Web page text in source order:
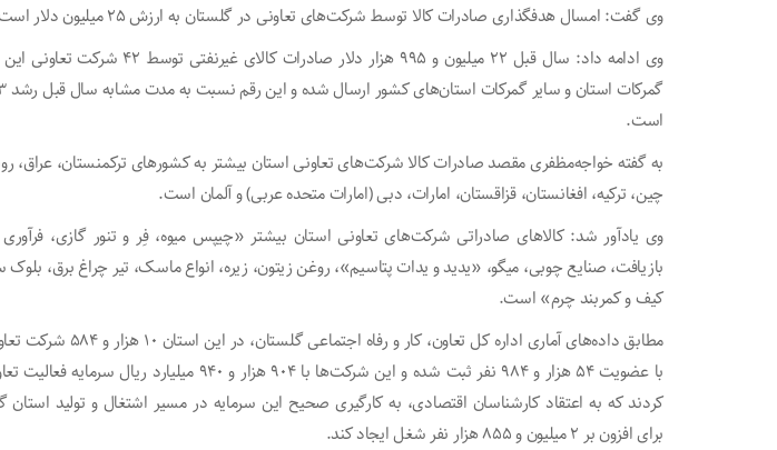
وی گفت: امسال هدفگذاری صادرات کالا توسط شرکت‌های تعاونی در گلستان به ارزش ۲۵ میلیون دلار است.
وی ادامه داد: سال قبل ۲۲ میلیون و ۹۹۵ هزار دلار صادرات
است.
به گفته خواجه‌مظفری مقصد صادرات کالا شرکت‌های تعاونی استان بیشتر به کشورهای ترکمنستان، عراق،
چین، ترکیه، افغانستان، قزاقستان، امارات، دبی (امارات متحده عربی) و آلمان است.
وی یادآور شد: کالاهای صادراتی شرکت‌های تعاونی استان بیشتر «چیپس میوه، فِر و تنور گازی،
بازیافت، صنایع چوبی، میگو، «یدید و یدات پتاسیم»، روغن زیتون، زیره، انواع ماسک، تیر چراغ برق، بلوک
کیف و کمربند چرم» است.
با عضویت ۵۴ هزار و ۹۸۴ نفر ثبت شده و این شرکت‌ها با ۹۰۴ هزار و ۹۴۰
کردند که به اعتقاد کارشناسان اقتصادی، به کارگیری صحیح این سرمایه در مسیر اشتغال و تولید استان
برای افزون بر ۲ میلیون و ۸۵۵ هزار نفر شغل ایجاد کند.